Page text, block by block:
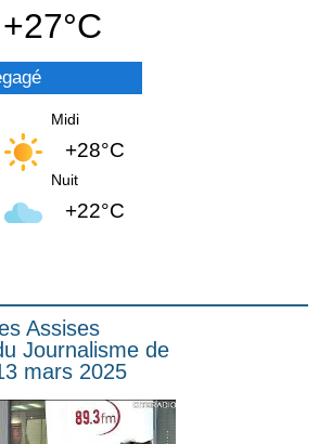
+27°C
Midi
+28°C
Nuit
+22°C
Assises
Journalisme de
mars 2025